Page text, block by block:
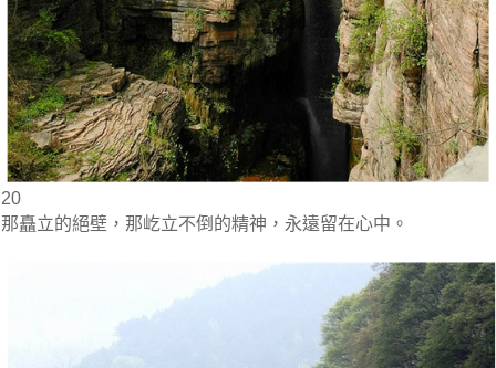
20
那矗立的絕壁，那屹立不倒的精神，永遠留在心中。